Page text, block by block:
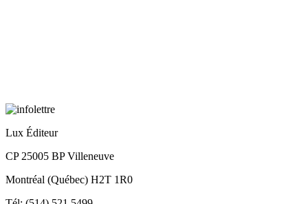
Lux Éditeur
CP 25005 BP Villeneuve
Montréal (Québec) H2T 1R0